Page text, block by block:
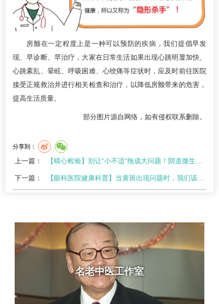
房颤在一定程度上是一种可以预防的疾病，我们提倡早发
现、早诊断、早治疗，大家在日常生活如果出现心跳明显加快、
心跳紊乱、晕眩、呼吸困难、心绞痛等症状时，应及时前往医院
接受正规救治并进行相关检查和治疗，以降低房颤带来的危害，
提高生活质量。
部分图片源自网络，如有侵权联系删除。
分享到：
上一篇： 【晴心检验】别让“小不适”拖成大问题！阴道微生态检测让妇科问题“早发现、早干预”
下一篇： 【眼科医院健康科普】当黄斑出现问题时，我们该怎么办？
名老中医工作室